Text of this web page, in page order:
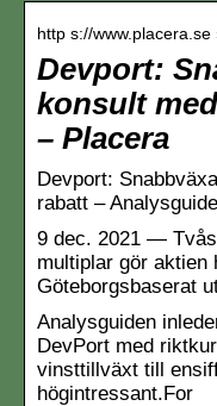
http s://
Devport:
konsult
– Placera
Devport:
rabatt –
9 dec. 2021 —
multiplar gör
Göteborgsbaserat
Analysguiden
DevPort med
vinsttillväxt till
högintressant.For